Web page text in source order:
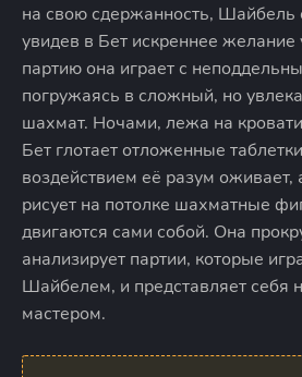
на свою сдержанность, Шайбель
увидев в Бет искреннее
партию она играет с
погружаясь в сложный, но
шахмат. Ночами, лежа на
Бет глотает отложенные
воздействием её разум
рисует на потолке шахматные
двигаются сами собой. Она
анализирует партии, которые
Шайбелем, и представляет себя
мастером.